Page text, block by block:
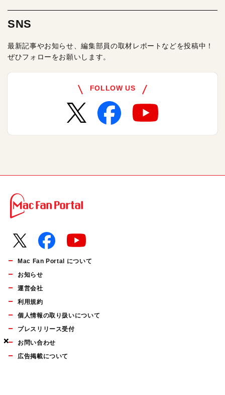
×
×
×
SNS
最新記事やお知らせ、編集部員の取材レポートなどを投稿中！
ぜひフォローをお願いします。
FOLLOW US
Mac Fan Portal について
お知らせ
運営会社
利用規約
個人情報の取り扱いについて
プレスリリース受付
お問い合わせ
広告掲載について